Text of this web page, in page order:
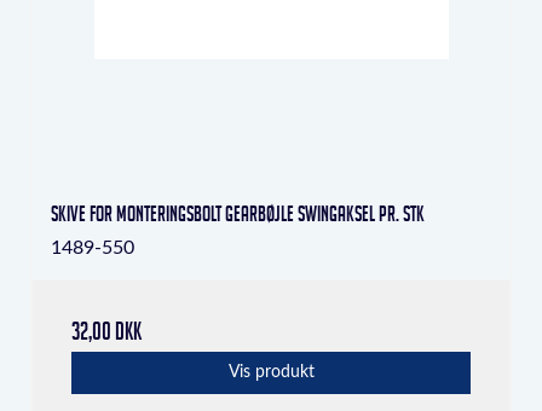
Skive for monteringsbolt gearbøjle swingaksel pr. stk
1489-550
32,00 DKK
Vis produkt